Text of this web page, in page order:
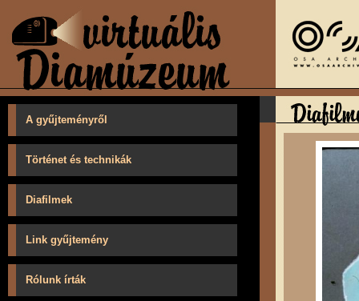
A gyűjteményről
Történet és technikák
Diafilmek
Link gyűjtemény
Rólunk írták